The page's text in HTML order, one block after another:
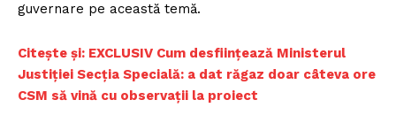
guvernare pe această temă.
Citește și: EXCLUSIV Cum desființează Ministerul
Justiției Secția Specială: a dat răgaz doar câteva ore
CSM să vină cu observații la proiect